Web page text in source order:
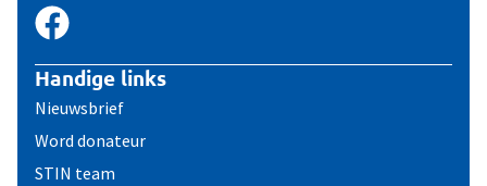
Handige links
Nieuwsbrief
Word donateur
STIN team